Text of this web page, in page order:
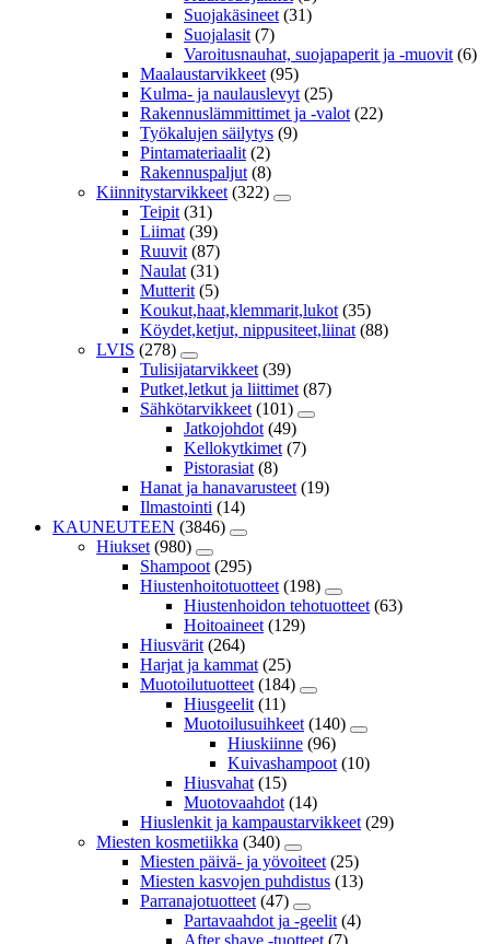
Suojakäsineet (31)
Suojalasit (7)
Varoitusnauhat, suojapaperit ja -muovit (6)
Maalaustarvikkeet (95)
Kulma- ja naulauslevyt (25)
Rakennuslämmittimet ja -valot (22)
Työkalujen säilytys (9)
Pintamateriaalit (2)
Rakennuspaljut (8)
Kiinnitystarvikkeet (322)
Teipit (31)
Liimat (39)
Ruuvit (87)
Naulat (31)
Mutterit (5)
Koukut,haat,klemmarit,lukot (35)
Köydet,ketjut, nippusiteet,liinat (88)
LVIS (278)
Tulisijatarvikkeet (39)
Putket,letkut ja liittimet (87)
Sähkötarvikkeet (101)
Jatkojohdot (49)
Kellokytkimet (7)
Pistorasiat (8)
Hanat ja hanavarusteet (19)
Ilmastointi (14)
KAUNEUTEEN (3846)
Hiukset (980)
Shampoot (295)
Hiustenhoitotuotteet (198)
Hiustenhoidon tehotuotteet (63)
Hoitoaineet (129)
Hiusvärit (264)
Harjat ja kammat (25)
Muotoilutuotteet (184)
Hiusgeelit (11)
Muotoilusuihkeet (140)
Hiuskiinne (96)
Kuivashampoot (10)
Hiusvahat (15)
Muotovaahdot (14)
Hiuslenkit ja kampaustarvikkeet (29)
Miesten kosmetiikka (340)
Miesten päivä- ja yövoiteet (25)
Miesten kasvojen puhdistus (13)
Parranajotuotteet (47)
Partavaahdot ja -geelit (4)